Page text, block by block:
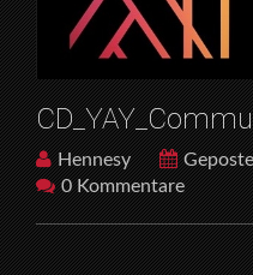
Hennesy
0 Kommentare